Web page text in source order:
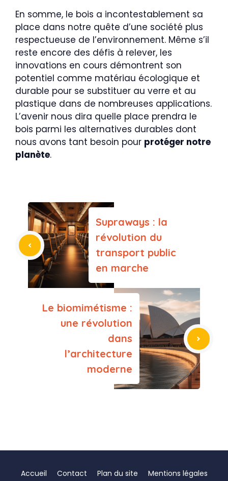
En somme, le bois a incontestablement sa
place dans notre quête d’une société plus
respectueuse de l’environnement. Même s’il
reste encore des défis à relever, les
innovations en cours démontrent son
potentiel comme matériau écologique et
durable pour se substituer au verre et au
plastique dans de nombreuses applications.
L’avenir nous dira quelle place prendra le
bois parmi les alternatives durables dont
nous avons tant besoin pour protéger notre
planète.
Supraways : la
révolution du
transport public
en marche
Le biomimétisme :
une révolution
dans
l’architecture
moderne
Accueil Contact Plan du site Mentions légales